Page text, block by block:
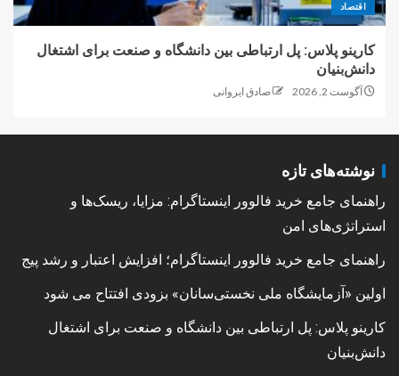
اقتصاد
کارینو پلاس: پل ارتباطی بین دانشگاه و صنعت برای اشتغال
دانش‌بنیان
آگوست 2, 2026 صادق ایروانی
نوشته‌های تازه
راهنمای جامع خرید فالوور اینستاگرام: مزایا، ریسک‌ها و
استراتژی‌های امن
راهنمای جامع خرید فالوور اینستاگرام؛ افزایش اعتبار و رشد پیج
اولین «آزمایشگاه ملی نخستی‌سانان» بزودی افتتاح می شود
کارینو پلاس: پل ارتباطی بین دانشگاه و صنعت برای اشتغال
دانش‌بنیان